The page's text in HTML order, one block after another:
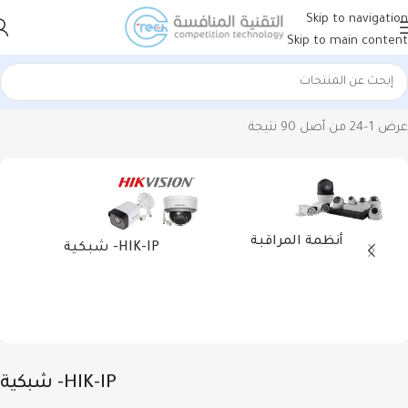
Skip to navigation
Skip to main content
الرئيسية أنظمة المراقبة هيكفيجن HIKVISION
HIK-IP- شبكية
عرض 1–24 من أصل 90 نتيجة
أنظمة المراقبة HIK-IP- شبكية
HIK-IP- شبكية